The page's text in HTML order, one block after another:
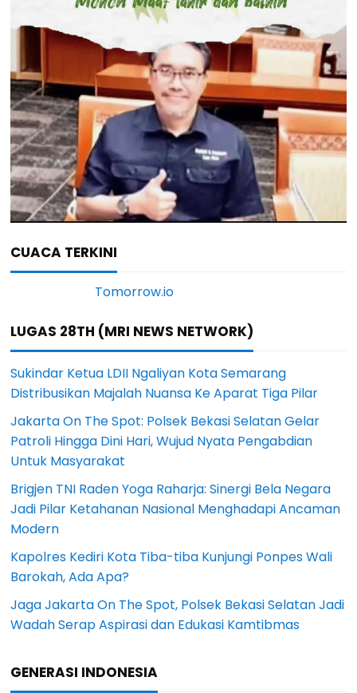
CUACA TERKINI
LUGAS 28TH (MRI NEWS NETWORK)
Sukindar Ketua LDII Ngaliyan Kota Semarang
Distribusikan Majalah Nuansa Ke Aparat Tiga Pilar
Jakarta On The Spot: Polsek Bekasi Selatan Gelar
Patroli Hingga Dini Hari, Wujud Nyata Pengabdian
Untuk Masyarakat
Brigjen TNI Raden Yoga Raharja: Sinergi Bela Negara
Jadi Pilar Ketahanan Nasional Menghadapi Ancaman
Modern
Kapolres Kediri Kota Tiba-tiba Kunjungi Ponpes Wali
Barokah, Ada Apa?
Jaga Jakarta On The Spot, Polsek Bekasi Selatan Jadi
Wadah Serap Aspirasi dan Edukasi Kamtibmas
GENERASI INDONESIA